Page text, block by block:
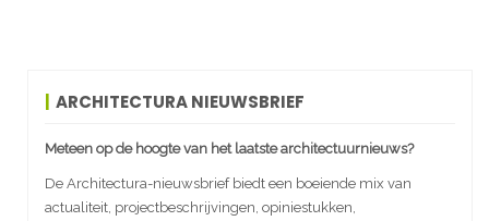
ARCHITECTURA NIEUWSBRIEF
Meteen op de hoogte van het laatste architectuurnieuws?
De Architectura-nieuwsbrief biedt een boeiende mix van
actualiteit, projectbeschrijvingen, opiniestukken,